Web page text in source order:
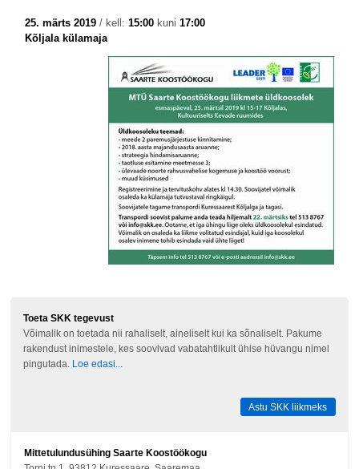
25. märts 2019/ kell: 15:00kuni 17:00
Kõljala külamaja
Toeta SKK tegevust
Võimalik on toetada nii rahaliselt, aineliselt kui ka sõnaliselt. Pakume
rakendust inimestele, kes soovivad vabatahtlikult ühise hüvangu nimel
pingutada.
Loe edasi...
Astu SKK liikmeks
Mittetulundusühing Saarte Koostöökogu